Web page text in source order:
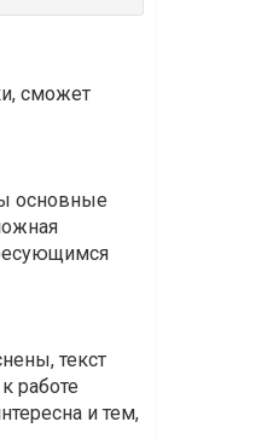
сможет
основные
текст
работе
и тем,